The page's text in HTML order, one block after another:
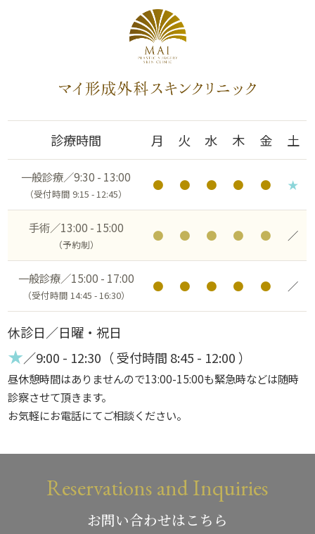
診療時間 月 火 水 木 金 土
一般診療／9:30 - 13:00
（受付時間 9:15 - 12:45）
● ● ● ● ● ★
手術／13:00 - 15:00
（予約制）
● ● ● ● ● ／
一般診療／15:00 - 17:00
（受付時間 14:45 - 16:30）
● ● ● ● ● ／
休診日／日曜・祝日
★／9:00 - 12:30（ 受付時間 8:45 - 12:00 ）
昼休憩時間はありませんので13:00-15:00も緊急時などは随時
診察させて頂きます。
お気軽にお電話にてご相談ください。
Reservations and Inquiries
お問い合わせはこちら